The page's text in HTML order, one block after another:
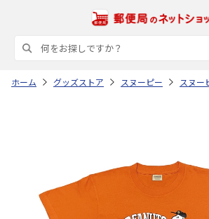
ホーム グッズストア スヌーピー スヌー